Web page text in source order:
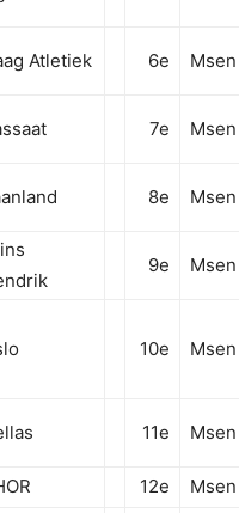
Atletiek 6e Msen
7e Msen
8e Msen
9e Msen
10e Msen
11e Msen
12e Msen